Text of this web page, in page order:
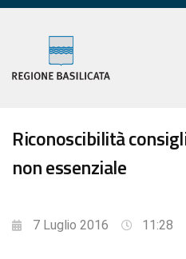
Riconoscibilità
non essenziale
7 Luglio 2016 11:28